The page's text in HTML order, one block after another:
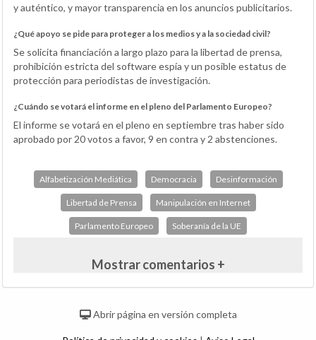
y auténtico, y mayor transparencia en los anuncios publicitarios.
¿Qué apoyo se pide para proteger a los medios y a la sociedad civil?
Se solicita financiación a largo plazo para la libertad de prensa,
prohibición estricta del software espía y un posible estatus de
protección para periodistas de investigación.
¿Cuándo se votará el informe en el pleno del Parlamento Europeo?
El informe se votará en el pleno en septiembre tras haber sido
aprobado por 20 votos a favor, 9 en contra y 2 abstenciones.
Alfabetización Mediática Democracia Desinformación
Libertad de Prensa Manipulación en Internet
Parlamento Europeo Soberanía de la UE
Mostrar comentarios +
Abrir página en versión completa